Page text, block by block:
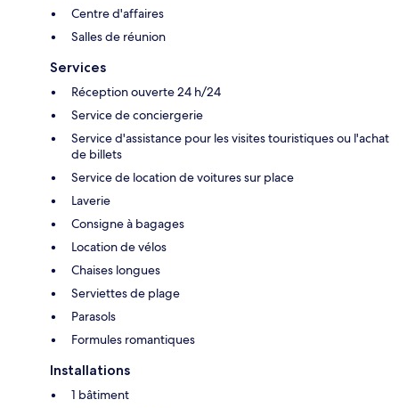
Centre d'affaires
Salles de réunion
Services
Réception ouverte 24 h/24
Service de conciergerie
Service d'assistance pour les visites touristiques ou l'achat
de billets
Service de location de voitures sur place
Laverie
Consigne à bagages
Location de vélos
Chaises longues
Serviettes de plage
Parasols
Formules romantiques
Installations
1 bâtiment